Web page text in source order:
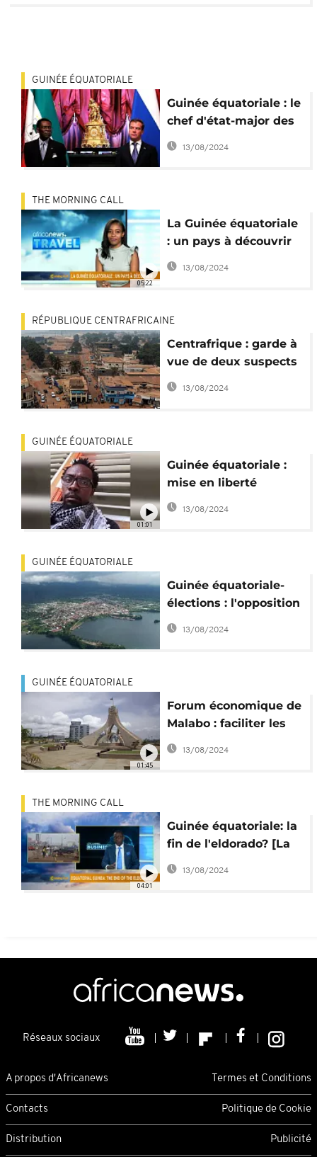
GUINÉE ÉQUATORIALE
Guinée équatoriale : le
chef d'état-major des
armées limogé
13/08/2024
05:22
THE MORNING CALL
La Guinée équatoriale
: un pays à découvrir
[Travel TMC]
13/08/2024
RÉPUBLIQUE CENTRAFRICAINE
Centrafrique : garde à
vue de deux suspects
dans le putsch
13/08/2024
01:01
GUINÉE ÉQUATORIALE
Guinée équatoriale :
mise en liberté
requise pour un
caricaturiste
13/08/2024
GUINÉE ÉQUATORIALE
Guinée équatoriale-
élections : l'opposition
dénonce fraudes,
irrégularités et
13/08/2024
01:45
GUINÉE ÉQUATORIALE
Forum économique de
Malabo : faciliter les
échanges
commerciaux en
13/08/2024
04:01
THE MORNING CALL
Guinée équatoriale: la
fin de l'eldorado? [La
chronique Business]
13/08/2024
Réseaux sociaux
A propos d'Africanews Termes et Conditions
Contacts Politique de Cookie
Distribution Publicité